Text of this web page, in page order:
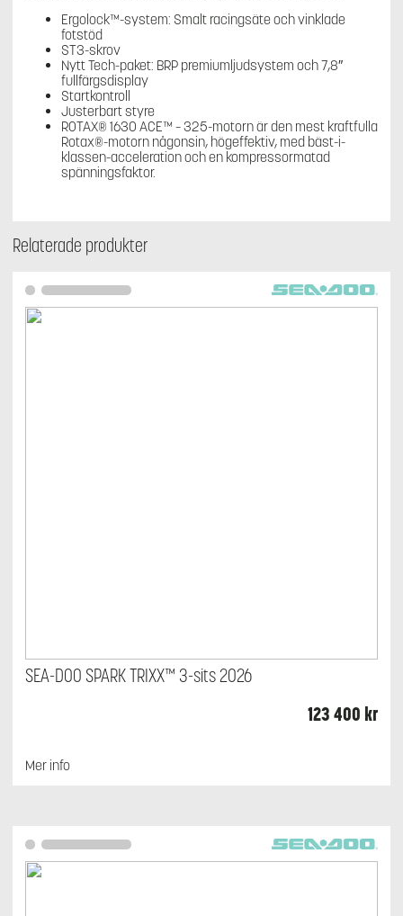
Ergolock™-system: Smalt racingsäte och vinklade
fotstöd
ST3-skrov
Nytt Tech-paket: BRP premiumljudsystem och 7,8″
fullfärgsdisplay
Startkontroll
Justerbart styre
ROTAX® 1630 ACE™ – 325-motorn är den mest kraftfulla
Rotax®-motorn någonsin, högeffektiv, med bäst-i-
klassen-acceleration och en kompressormatad
spänningsfaktor.
Relaterade produkter
SEA-DOO SPARK TRIXX™ 3-sits 2026
123 400 kr
Mer info